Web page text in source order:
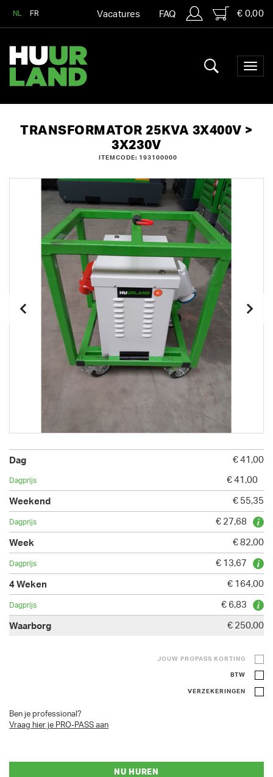
NL FR Vacatures FAQ € 0,00
TRANSFORMATOR 25KVA 3X400V >
3X230V
ITEMCODE: 193100000
€ 41,00
€ 41,00
€ 55,35
€ 27,68
€ 82,00
€ 13,67
€ 164,00
€ 6,83
€ 250,00
JOUW PROPASS KORTING
BTW
VERZEKERINGEN
Ben je professional?
Vraag hier je PRO-PASS aan
NU HUREN